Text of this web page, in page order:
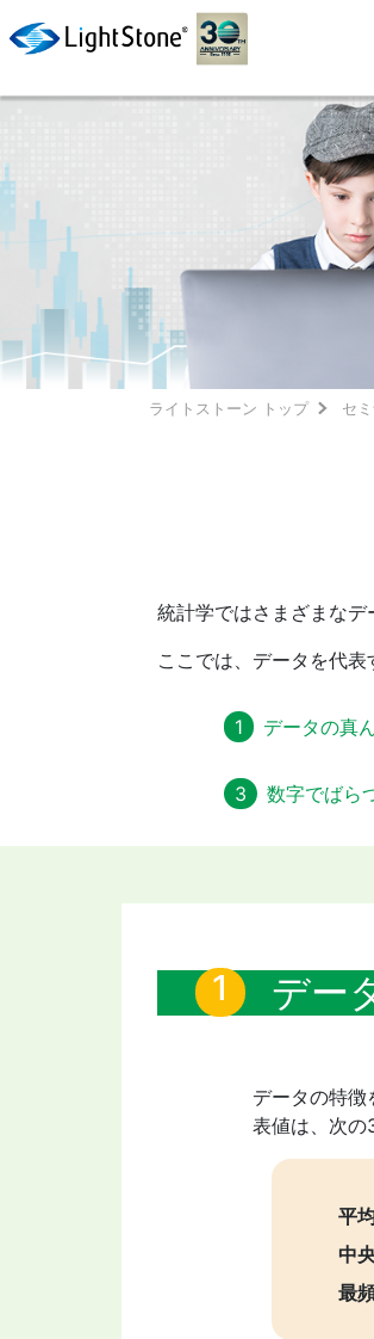
ライトストーン トップ セ
統計学ではさまざまなデ
ここでは、データを代
データの真
数字でばら
デー
データの特
表値は、次の
平
中
最